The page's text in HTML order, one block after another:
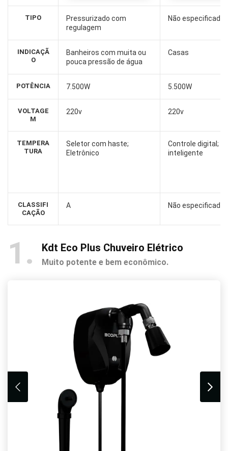
TIPO
INDICAÇÃ
O
POTÊNCIA
VOLTAGE
M
TEMPERA
TURA
CLASSIFI
CAÇÃO
Pressurizado com
regulagem
Banheiros com muita ou
pouca pressão de água
7.500W
220v
Seletor com haste;
Eletrônico
A
Não especificado
Casas
5.500W
220v
Controle digital;
inteligente
Não especificado
1 Kdt Eco Plus Chuveiro Elétrico
Muito potente e bem econômico.